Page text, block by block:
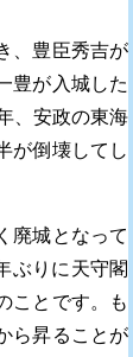
、豊臣秀吉が
豊が入城した
、安政の東海
が倒壊してし
廃城となって
ぶりに天守閣
ことです。も
ら昇ることが